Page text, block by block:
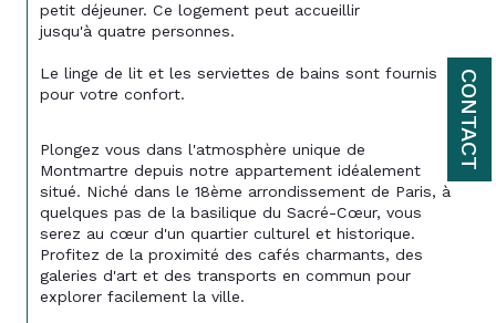
CONTACT
petit déjeuner. Ce logement peut accueillir
jusqu'à quatre personnes.
Le linge de lit et les serviettes de bains sont fournis
pour votre confort.
Plongez vous dans l'atmosphère unique de
Montmartre depuis notre appartement idéalement
situé. Niché dans le 18ème arrondissement de Paris, à
quelques pas de la basilique du Sacré-Cœur, vous
serez au cœur d'un quartier culturel et historique.
Profitez de la proximité des cafés charmants, des
galeries d'art et des transports en commun pour
explorer facilement la ville.